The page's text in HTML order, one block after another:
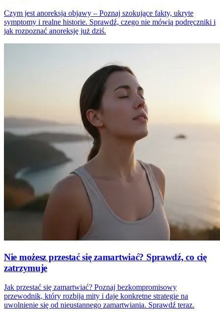
Czym jest anoreksja objawy – Poznaj szokujące fakty, ukryte
symptomy i realne historie. Sprawdź, czego nie mówią podręczniki i
jak rozpoznać anoreksję już dziś.
Nie możesz przestać się zamartwiać? Sprawdź, co cię
zatrzymuje
Jak przestać się zamartwiać? Poznaj bezkompromisowy
przewodnik, który rozbija mity i daje konkretne strategie na
uwolnienie się od nieustannego zamartwiania. Sprawdź teraz.